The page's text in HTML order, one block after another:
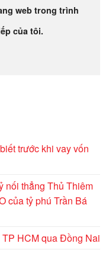
web trong trình
của tôi.
trước khi vay vốn
nối thẳng Thủ Thiêm
của tỷ phú Trần Bá
HCM qua Đồng Nai